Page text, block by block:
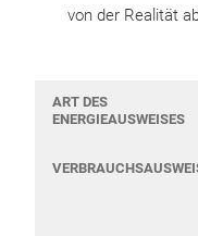
von der Realität
ART DES
ENERGIEAUSWEISES